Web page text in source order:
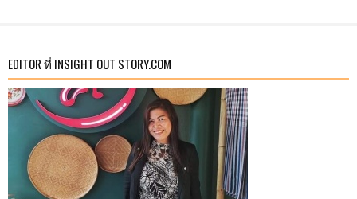
EDITOR ที่ INSIGHT OUT STORY.COM